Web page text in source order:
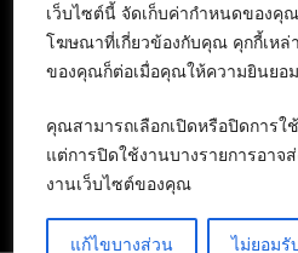
เว็บไซต์นี้ จัดเก็บค่ากำหนดของคุ
โฆษณาที่เกี่ยวข้องกับคุณ คุกกี้เหล่
ของคุณก็ต่อเมื่อคุณให้ความยินยอ
คุณสามารถเลือกเปิดหรือปิดการ
แต่การปิดใช้งานบางรายการอา
งานเว็บไซต์ของคุณ
แก้ไขบางส่วน ไม่ยอมรั